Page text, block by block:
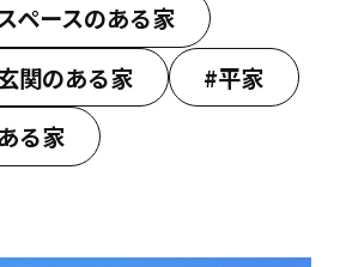
ペースのある家
関のある家
#平家
る家